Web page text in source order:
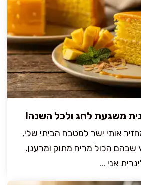
משגעת לחג ולכל השנה!
אותי ישר למטבח הביתי שלי,
שבהם הכול מריח מתוק ומרענן.
אני ...